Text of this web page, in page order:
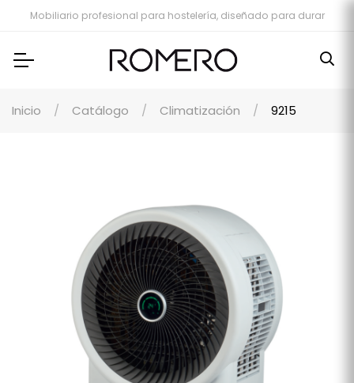
Mobiliario profesional para hostelería, diseñado para durar
Inicio Catálogo Climatización 9215